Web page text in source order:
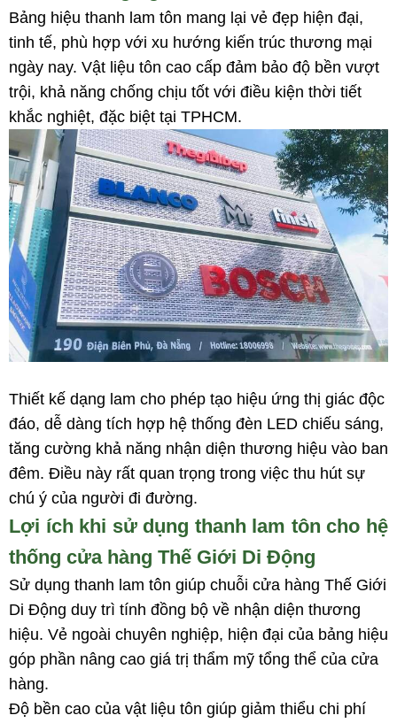
Bảng hiệu thanh lam tôn mang lại vẻ đẹp hiện đại,
tinh tế, phù hợp với xu hướng kiến trúc thương mại
ngày nay. Vật liệu tôn cao cấp đảm bảo độ bền vượt
trội, khả năng chống chịu tốt với điều kiện thời tiết
khắc nghiệt, đặc biệt tại TPHCM.
Thiết kế dạng lam cho phép tạo hiệu ứng thị giác độc
đáo, dễ dàng tích hợp hệ thống đèn LED chiếu sáng,
tăng cường khả năng nhận diện thương hiệu vào ban
đêm. Điều này rất quan trọng trong việc thu hút sự
chú ý của người đi đường.
Lợi ích khi sử dụng thanh lam tôn cho hệ
thống cửa hàng Thế Giới Di Động
Sử dụng thanh lam tôn giúp chuỗi cửa hàng Thế Giới
Di Động duy trì tính đồng bộ về nhận diện thương
hiệu. Vẻ ngoài chuyên nghiệp, hiện đại của bảng hiệu
góp phần nâng cao giá trị thẩm mỹ tổng thể của cửa
hàng.
Độ bền cao của vật liệu tôn giúp giảm thiểu chi phí